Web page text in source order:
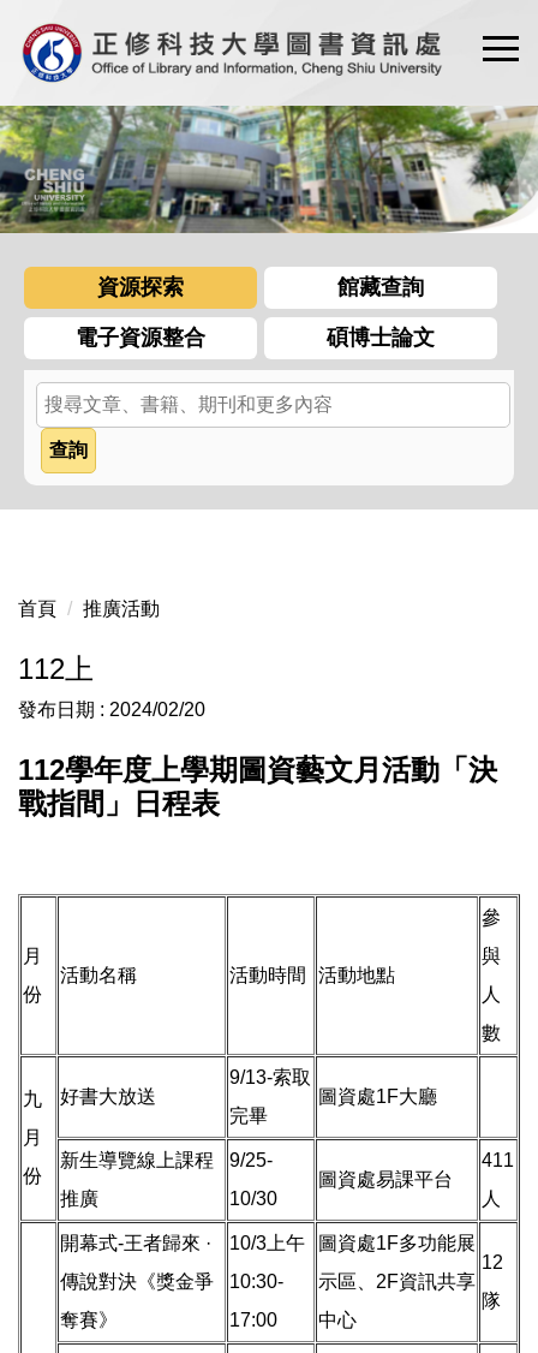
到
主
要
內
容
區
資源探索 館藏查詢
電子資源整合 碩博士論文
首頁 推廣活動
112上
發布日期 : 2024/02/20
112學年度上學期圖資藝文月活動「決
戰指間」日程表
月
份
活動名稱 活動時間 活動地點
參
與
人
數
九
月
份
好書大放送
9/13-索取
完畢
圖資處1F大廳
新生導覽線上課程
推廣
9/25-
10/30
圖資處易課平台
411
人
開幕式-王者歸來 ·
傳說對決《獎金爭
奪賽》
10/3上午
10:30-
17:00
圖資處1F多功能展
示區、2F資訊共享
中心
12
隊